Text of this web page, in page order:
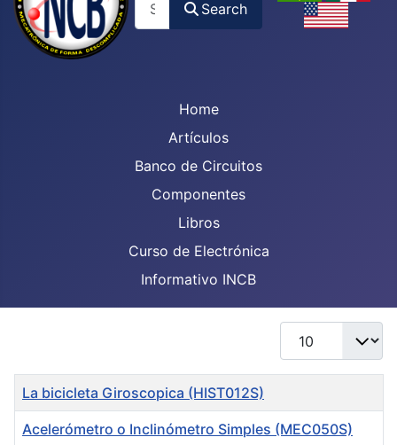
Search
Home
Artículos
Banco de Circuitos
Componentes
Libros
Curso de Electrónica
Informativo INCB
Display #
Title
La bicicleta Giroscopica (HIST012S)
Acelerómetro o Inclinómetro Simples (MEC050S)